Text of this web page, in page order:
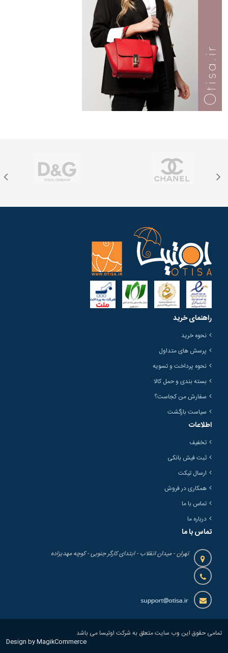
راهنمای خرید
نحوه خرید
پرسش های متداول
نحوه پرداخت و تسویه
بسته بندی و حمل کالا
سفارش من کجاست؟
سیاست بازگشت
اطلاعات
تخفیف
ثبت فیش بانکی
ارسال تیکت
همکاری در فروش
تماس با ما
درباره ما
تماس با ما
تهران - میدان انقلاب - ابتدای کارگر جنوبی - کوچه مهدیزاده
تمامی حقوق این وب سایت متعلق به شرکت اوتیسا می باشد
Design by MagikCommerce